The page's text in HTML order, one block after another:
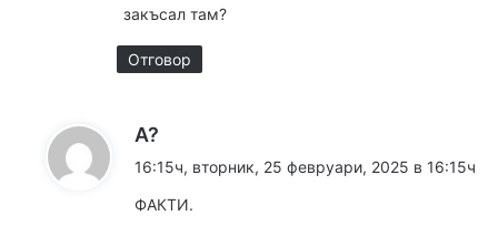
закъсал там?
Отговор
А?
а
а
16:15ч, вторник, 25 февруари, 2025 в 16:15ч
ФАКТИ.